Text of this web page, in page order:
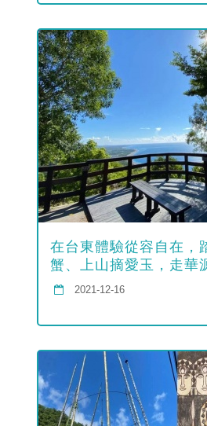
在台東體驗從容自在，
蟹、上山摘愛玉，走華
隨...2021-12-16